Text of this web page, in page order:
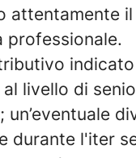
attentamente
professionale.
livello di
durante l'iter